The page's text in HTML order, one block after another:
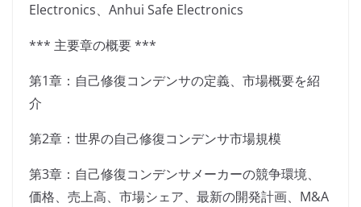
Electronics、Anhui Safe Electronics
*** 主要章の概要 ***
第1章：自己修復コンデンサの定義、市場概要を紹
介
第2章：世界の自己修復コンデンサ市場規模
第3章：自己修復コンデンサメーカーの競争環境、
価格、売上高、市場シェア、最新の開発計画、M&A